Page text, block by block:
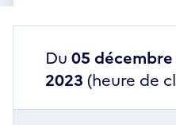
Du 05 décembre
2023 (heure de